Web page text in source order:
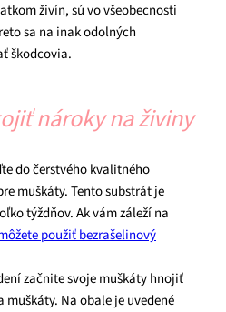
živín, sú vo všeobecnosti
sa na inak odolných
škodcovia.
nároky na živiny
do čerstvého kvalitného
muškáty. Tento substrát je
týždňov. Ak vám záleží na
použiť bezrašelinový
začnite svoje muškáty hnojiť
Na obale je uvedené